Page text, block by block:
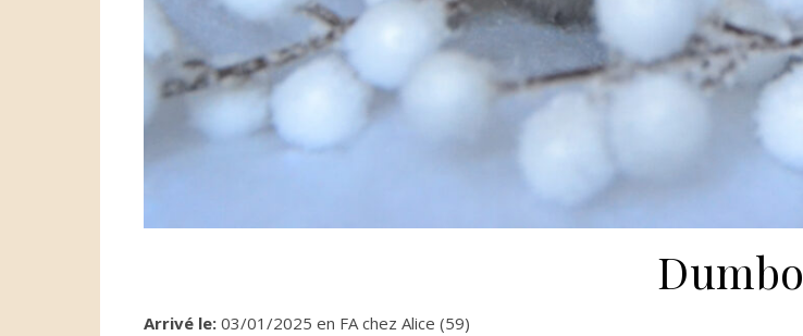
Dumbo
Arrivé le: 03/01/2025 en FA chez Alice (59)